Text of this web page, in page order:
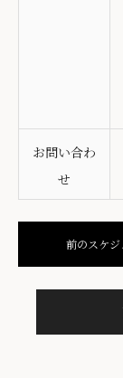
お問い合わ
せ
前のスケ